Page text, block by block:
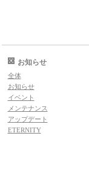
お知らせ
全体
お知らせ
イベント
メンテナンス
アップデート
ETERNITY